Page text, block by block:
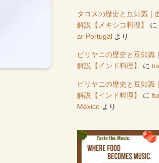
タコスの歴史と豆知識｜
解説【メキシコ料理】
に
ar Portugal より
ビリヤニの歴史と豆知識
解説【インド料理】
に
ビリヤニの歴史と豆知識
解説【インド料理】
に
México より